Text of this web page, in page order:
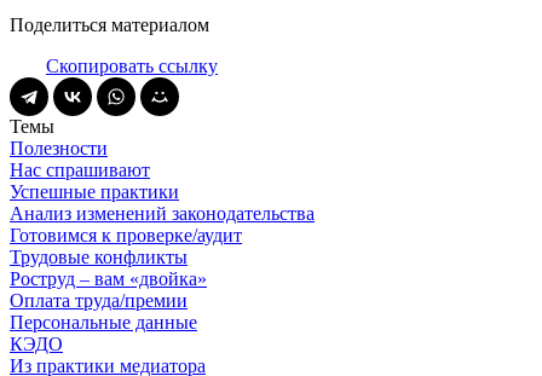
Поделиться материалом
Скопировать ссылку
Темы
Полезности
Нас спрашивают
Успешные практики
Анализ изменений законодательства
Готовимся к проверке/аудит
Трудовые конфликты
Роструд – вам «двойка»
Оплата труда/премии
Персональные данные
КЭДО
Из практики медиатора